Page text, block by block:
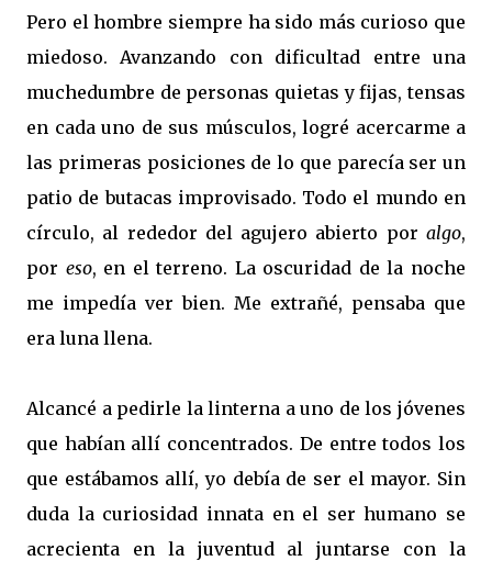
Pero el hombre siempre ha sido más curioso que
miedoso. Avanzando con dificultad entre una
muchedumbre de personas quietas y fijas, tensas
en cada uno de sus músculos, logré acercarme a
las primeras posiciones de lo que parecía ser un
patio de butacas improvisado. Todo el mundo en
círculo, al rededor del agujero abierto por algo,
por eso, en el terreno. La oscuridad de la noche
me impedía ver bien. Me extrañé, pensaba que
era luna llena.
Alcancé a pedirle la linterna a uno de los jóvenes
que habían allí concentrados. De entre todos los
que estábamos allí, yo debía de ser el mayor. Sin
duda la curiosidad innata en el ser humano se
acrecienta en la juventud al juntarse con la